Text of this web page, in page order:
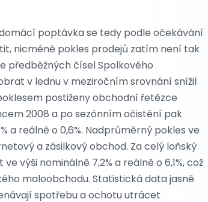
poptávka se tedy podle očekávání
nicméně pokles prodejů zatím není tak
předběžných čísel Spolkového
v lednu v meziročním srovnání snížil
postiženy obchodní řetězce
2008 a po sezónním očistění pak
a reálně o 0,6%. Nadprůměrný pokles ve
a zásilkový obchod. Za celý loňský
výši nominálně 7,2% a reálně o 6,1%, což
maloobchodu. Statistická data jasně
spotřebu a ochotu utrácet